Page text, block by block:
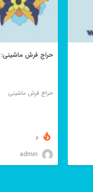
حراج فرش ماشینی:
حراج فرش ماشینی
admin